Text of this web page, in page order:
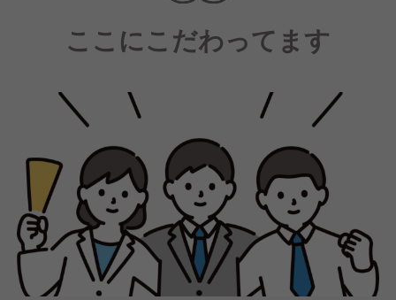
ここにこだわってます